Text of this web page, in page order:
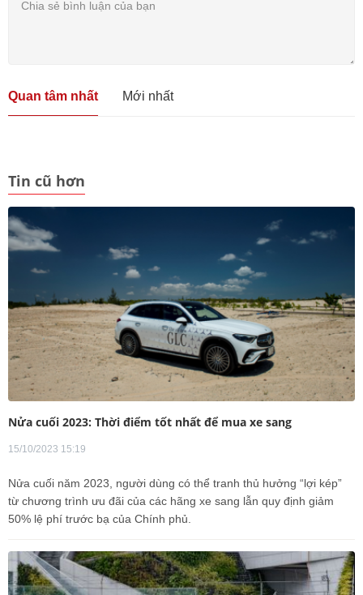
Quan tâm nhất Mới nhất
Tin cũ hơn
Nửa cuối 2023: Thời điểm tốt nhất để mua xe sang
15/10/2023 15:19
Nửa cuối năm 2023, người dùng có thể tranh thủ hưởng “lợi kép”
từ chương trình ưu đãi của các hãng xe sang lẫn quy định giảm
50% lệ phí trước bạ của Chính phủ.